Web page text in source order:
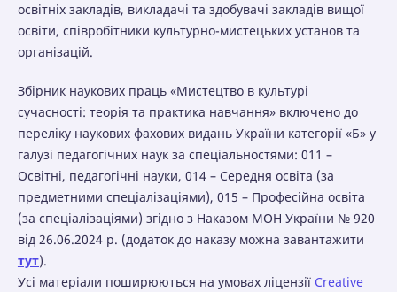
освітніх закладів, викладачі та здобувачі закладів вищої
освіти, співробітники культурно-мистецьких установ та
організацій.
Збірник наукових праць «Мистецтво в культурі
сучасності: теорія та практика навчання» включено до
переліку наукових фахових видань України категорії «Б» у
галузі педагогічних наук за спеціальностями: 011 –
Освітні, педагогічні науки, 014 – Середня освіта (за
предметними спеціалізаціями), 015 – Професійна освіта
(за спеціалізаціями) згідно з Наказом МОН України № 920
від 26.06.2024 р. (додаток до наказу можна завантажити
тут).
Усі матеріали поширюються на умовах ліцензії Creative